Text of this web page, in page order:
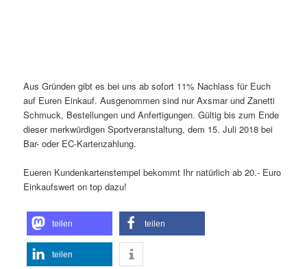
Aus Gründen gibt es bei uns ab sofort 11% Nachlass für Euch
auf Euren Einkauf. Ausgenommen sind nur Axsmar und Zanetti
Schmuck, Bestellungen und Anfertigungen. Gültig bis zum Ende
dieser merkwürdigen Sportveranstaltung, dem 15. Juli 2018 bei
Bar- oder EC-Kartenzahlung.
Eueren Kundenkartenstempel bekommt Ihr natürlich ab 20.- Euro
Einkaufswert on top dazu!
teilen teilen
teilen